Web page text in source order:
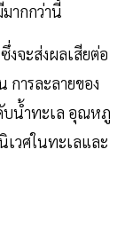
ากกว่านี้
งจะส่งผลเสียต่อ
การละลายของ
บนํ้าทะเล อุณหภู
วศในทะเลและ